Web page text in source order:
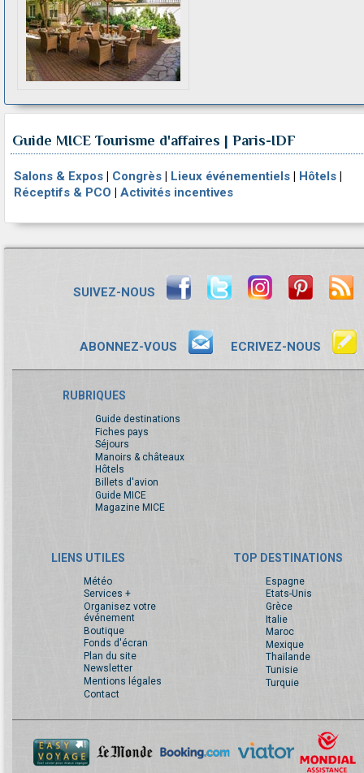
Guide MICE Tourisme d'affaires | Paris-IDF
Salons & Expos | Congrès | Lieux événementiels | Hôtels |
Réceptifs & PCO | Activités incentives
SUIVEZ-NOUS
ABONNEZ-VOUS ECRIVEZ-NOUS
RUBRIQUES
Guide destinations
Fiches pays
Séjours
Manoirs & châteaux
Hôtels
Billets d'avion
Guide MICE
Magazine MICE
LIENS UTILES
Météo
Services +
Organisez votre
événement
Boutique
Fonds d'écran
Plan du site
Newsletter
Mentions légales
Contact
TOP DESTINATIONS
Espagne
Etats-Unis
Grèce
Italie
Maroc
Mexique
Thaïlande
Tunisie
Turquie